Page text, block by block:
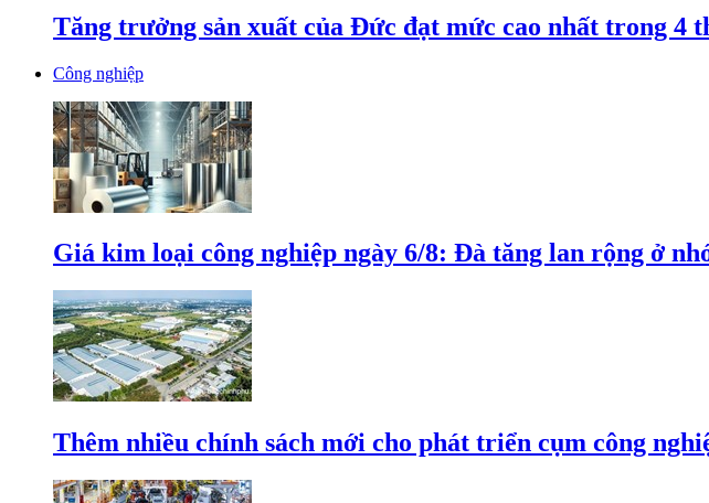
Tăng trưởng sản xuất của Đức đạt mức cao nhất trong 4
Công nghiệp
Giá kim loại công nghiệp ngày 6/8: Đà tăng lan rộng ở
Thêm nhiều chính sách mới cho phát triển cụm công